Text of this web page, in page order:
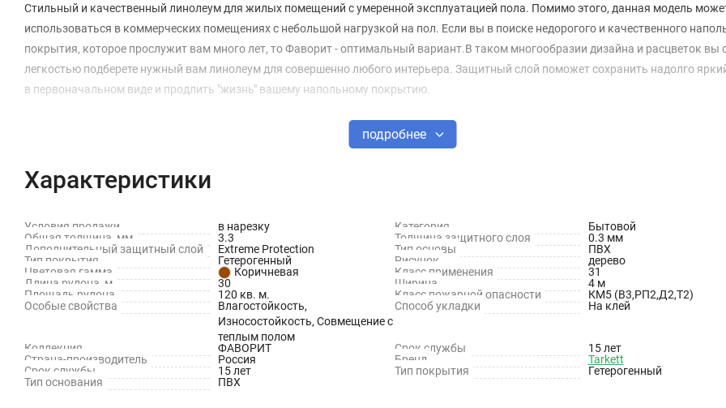
Стильный и качественный линолеум для жилых помещений с умеренной эксплуатацией пола. Помимо этого, данная модель
использоваться в коммерческих помещениях с небольшой нагрузкой на пол. Если вы в поиске недорогого и качественного
покрытия, которое прослужит вам много лет, то Фаворит - оптимальный вариант.В таком многообразии дизайна и расцветок вы
легкостью подберете нужный вам линолеум для совершенно любого интерьера. Защитный слой поможет сохранить надолго
в первоначальном виде и продлить "жизнь" вашему напольному покрытию.
подробнее
Характеристики
Условия продажи в нарезку Категория
Бытовой
Общая толщина, мм
3.3 Толщина защитного слоя
0.3 мм
Дополнительный защитный слой
Extreme Protection Тип основы
ПВХ
Тип покрытия
Гетерогенный Рисунок
дерево
Цветовая гамма
Коричневая Класс применения
31
Длина рулона, м
30 Ширина
4 м
Площадь рулона
120 кв. м. Класс пожарной опасности
КМ5 (В3,РП2,Д2,Т2)
Особые свойства
Влагостойкость,
Износостойкость, Совмещение с
теплым полом
Способ укладки На клей
Коллекция ФАВОРИТ Срок службы
15 лет
Страна-производитель
Россия Бренд
Tarkett
Срок службы
15 лет Тип покрытия
Гетерогенный
Тип основания
ПВХ